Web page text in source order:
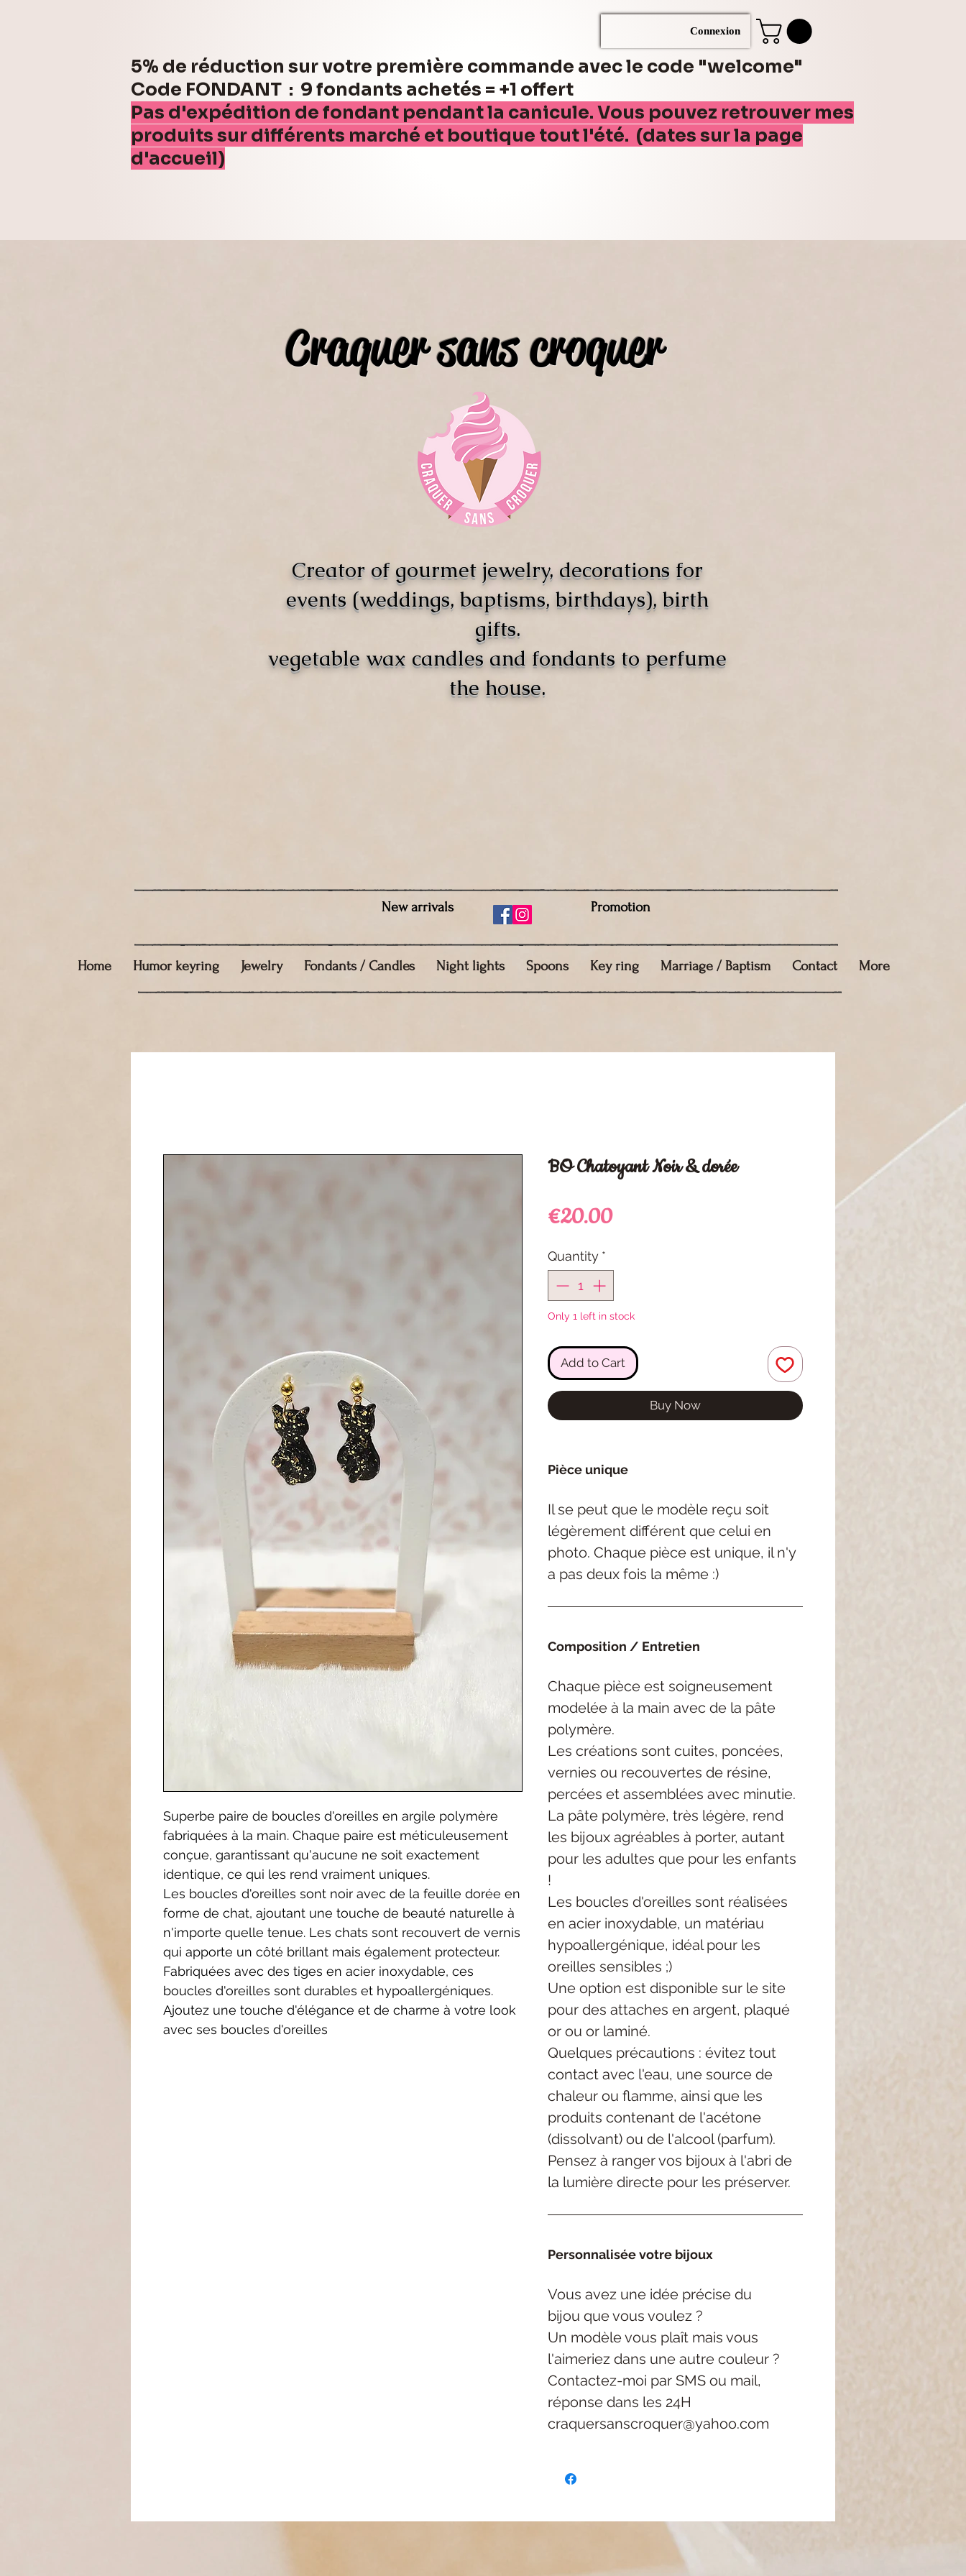
Connexion
5% de réduction sur votre première commande avec le code "welcome"
Code FONDANT : 9 fondants achetés = +1 offert
Pas d'expédition de fondant pendant la canicule. Vous pouvez retrouver mes
produits sur différents marché et boutique tout l'été. (dates sur la page
d'accueil)
Craquer sans croquer
Creator of gourmet jewelry, decorations for
events (weddings, baptisms, birthdays), birth
gifts.
vegetable wax candles and fondants to perfume
the house.
New arrivals Promotion
Home Humor keyring Jewelry Fondants / Candles Night lights Spoons Key ring Marriage / Baptism Contact More
Superbe paire de boucles d'oreilles en argile polymère
fabriquées à la main. Chaque paire est méticuleusement
conçue, garantissant qu'aucune ne soit exactement
identique, ce qui les rend vraiment uniques.
Les boucles d'oreilles sont noir avec de la feuille dorée en
forme de chat, ajoutant une touche de beauté naturelle à
n'importe quelle tenue. Les chats sont recouvert de vernis
qui apporte un côté brillant mais également protecteur.
Fabriquées avec des tiges en acier inoxydable, ces
boucles d'oreilles sont durables et hypoallergéniques.
Ajoutez une touche d'élégance et de charme à votre look
avec ses boucles d'oreilles
BO Chatoyant Noir & dorée
€20.00Price
Quantity *
Only 1 left in stock
Add to Cart
Buy Now
Pièce unique
Il se peut que le modèle reçu soit
légèrement différent que celui en
photo. Chaque pièce est unique, il n'y
a pas deux fois la même :)
Composition / Entretien
Chaque pièce est soigneusement
modelée à la main avec de la pâte
polymère.
Les créations sont cuites, poncées,
vernies ou recouvertes de résine,
percées et assemblées avec minutie.
La pâte polymère, très légère, rend
les bijoux agréables à porter, autant
pour les adultes que pour les enfants
!
Les boucles d'oreilles sont réalisées
en acier inoxydable, un matériau
hypoallergénique, idéal pour les
oreilles sensibles ;)
Une option est disponible sur le site
pour des attaches en argent, plaqué
or ou or laminé.
Quelques précautions : évitez tout
contact avec l'eau, une source de
chaleur ou flamme, ainsi que les
produits contenant de l'acétone
(dissolvant) ou de l'alcool (parfum).
Pensez à ranger vos bijoux à l'abri de
la lumière directe pour les préserver.
Personnalisée votre bijoux
Vous avez une idée précise du
bijou que vous voulez ?
Un modèle vous plaît mais vous
l'aimeriez dans une autre couleur ?
Contactez-moi par SMS ou mail,
réponse dans les 24H
craquersanscroquer@yahoo.com